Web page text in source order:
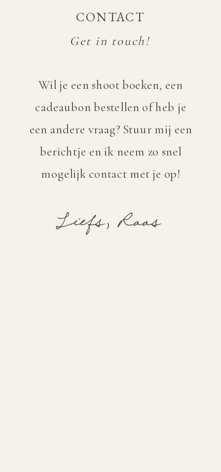
Tijdens de shoot is er genoeg tijd om
variatie in foto's wordt gemaakt.
Na de shoot ontvang je binnen 3 weken
een galerij met alle foto's die je allemaal
kunt inzetten voor je socials en website!
Liefs, Roos
Wil je een shoot boeken, een
cadeaubon bestellen of heb je
een andere vraag? Stuur mij een
berichtje en ik neem zo snel
mogelijk contact met je op!
CONTACT
Get in touch!